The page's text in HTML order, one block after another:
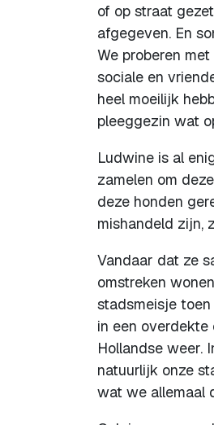
of op straat
afgegeven. En
We proberen
sociale en
heel moeilijk
pleeggezin wat
Ludwine is al
zamelen om
deze honden
mishandeld zijn,
Vandaar dat ze
omstreken
stadsmeisje
in een
Hollandse weer.
natuurlijk onze
wat we allemaal